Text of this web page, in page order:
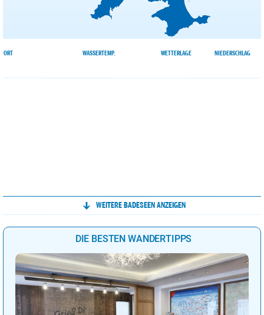
ORT WASSERTEMP. WETTERLAGE NIEDERSCHLAG
WEITERE BADESEEN ANZEIGEN
DIE BESTEN WANDERTIPPS